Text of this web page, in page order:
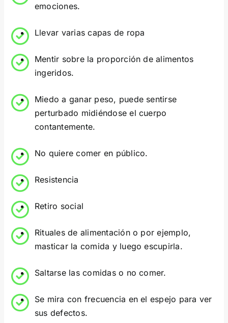
emociones.
Llevar varias capas de ropa
Mentir sobre la proporción de alimentos
ingeridos.
Miedo a ganar peso, puede sentirse
perturbado midiéndose el cuerpo
contantemente.
No quiere comer en público.
Resistencia
Retiro social
Rituales de alimentación o por ejemplo,
masticar la comida y luego escupirla.
Saltarse las comidas o no comer.
Se mira con frecuencia en el espejo para ver
sus defectos.